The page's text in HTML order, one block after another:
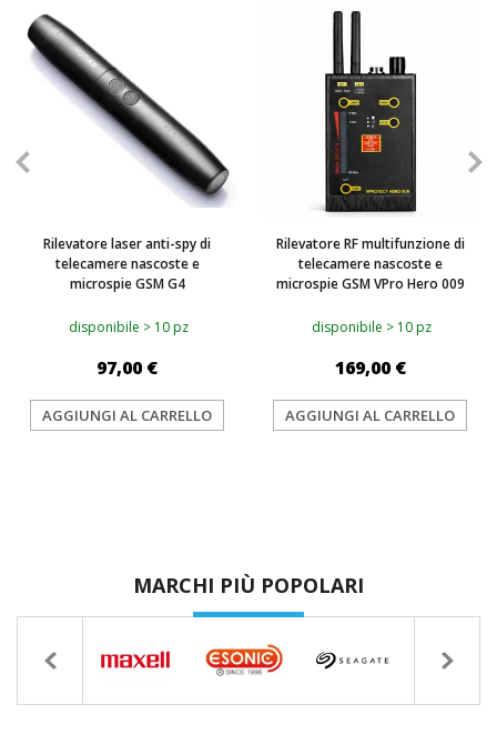
TOP
Rilevatore laser anti-spy di
telecamere nascoste e
microspie GSM G4
disponibile > 10 pz
97,00 €
AGGIUNGI AL CARRELLO
Rilevatore RF multifunzione di
telecamere nascoste e
microspie GSM VPro Hero 009
disponibile > 10 pz
169,00 €
AGGIUNGI AL CARRELLO
MARCHI PIÙ POPOLARI